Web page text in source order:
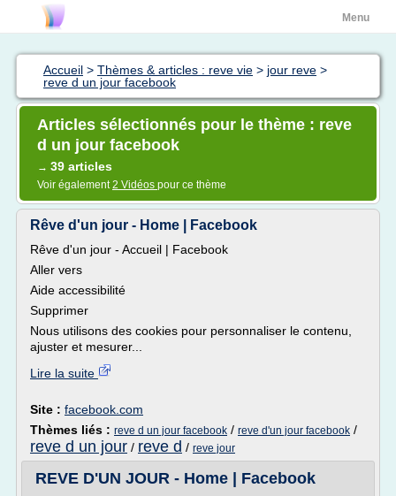
Menu
Accueil > Thèmes & articles : reve vie > jour reve >
reve d un jour facebook
Articles sélectionnés pour le thème : reve
d un jour facebook
→ 39 articles
Voir également2 Vidéos pour ce thème
Rêve d'un jour - Home | Facebook
Rêve d'un jour - Accueil | Facebook
Aller vers
Aide accessibilité
Supprimer
Nous utilisons des cookies pour personnaliser le contenu,
ajuster et mesurer...
Lire la suite
Site : facebook.com
Thèmes liés : reve d un jour facebook / reve d'un jour facebook /
reve d un jour / reve d / reve jour
REVE D'UN JOUR - Home | Facebook